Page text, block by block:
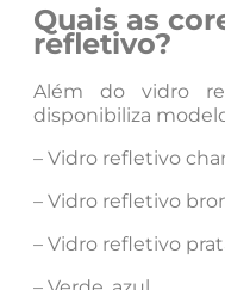
Quais as
refletivo?
Além do vidro
disponibiliza
– Vidro refletivo
– Vidro refletivo
– Vidro refletivo